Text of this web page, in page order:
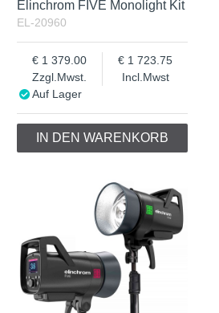
Elinchrom FIVE Monolight Kit
EL-20960
Zzgl.Mwst.
1 379.00
Incl.Mwst
1 723.75
Auf Lager
IN DEN WARENKORB